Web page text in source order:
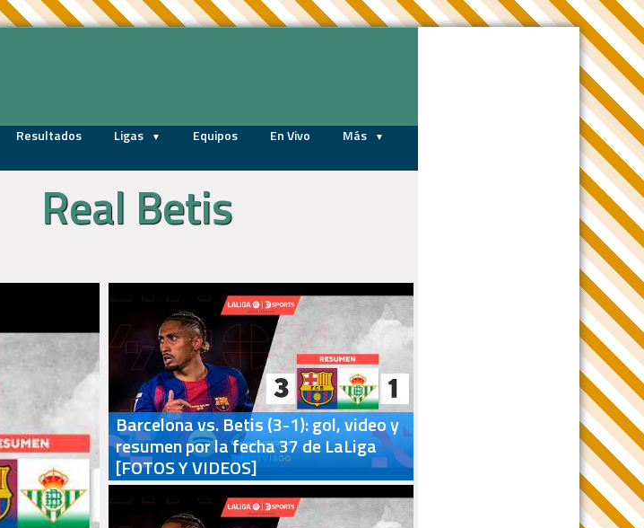
08/08/2026
Resultados Ligas Equipos En Vivo Más
Real Betis
Barcelona vs. Betis (3-1): gol, video y
resumen por la fecha 37 de LaLiga
[FOTOS Y VIDEOS]